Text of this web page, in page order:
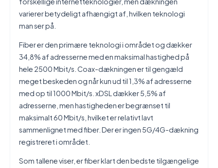
varierer betydeligt afhængigt af, hvilken teknologi
man ser på.
Fiber er den primære teknologi i området og dækker
34,8% af adresserne med en maksimal hastighed på
hele 2500 Mbit/s. Coax-dækningen er til gengæld
meget beskeden og når kun ud til 1,3% af adresserne
med op til 1000 Mbit/s. xDSL dækker 5,5% af
adresserne, men hastigheden er begrænset til
maksimalt 60 Mbit/s, hvilket er relativt lavt
sammenlignet med fiber. Der er ingen 5G/4G-dækning
registreret i området.
Som tallene viser, er fiber klart den bedste tilgængelige